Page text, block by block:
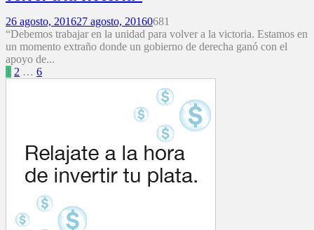
26 agosto, 201627 agosto, 20160681
“Debemos trabajar en la unidad para volver a la victoria. Estamos en
un momento extraño donde un gobierno de derecha ganó con el
apoyo de...
Paginación
1 2 … 6